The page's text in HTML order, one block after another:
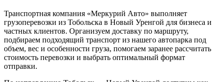
Транспортная компания «Меркурий Авто» выполняет
грузоперевозки из Тобольска в Новый Уренгой для бизнеса и
частных клиентов. Организуем доставку по маршруту,
подбираем подходящий транспорт из нашего автопарка под
объем, вес и особенности груза, помогаем заранее рассчитать
стоимость перевозки и выбрать оптимальный формат
отправки.